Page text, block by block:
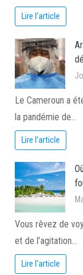
Lire l'article
Le Cameroun a
la pandémie de…
Lire l'article
Vous rêvez de
et de l’agitation…
Lire l'article